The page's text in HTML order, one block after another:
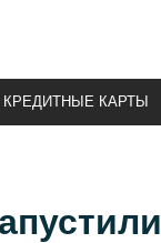
КРЕДИТНЫЕ КАРТЫ